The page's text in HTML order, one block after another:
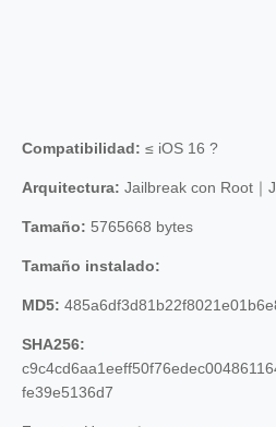
Compatibilidad: ≤ iOS 16 ?
Arquitectura: Jailbreak con Root｜
Tamaño: 5765668 bytes
Tamaño instalado:
MD5:
SHA256:
fe39e5136d7